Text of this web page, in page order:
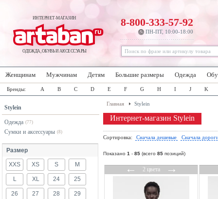
ИНТЕРНЕТ-МАГАЗИН
ОДЕЖДА, ОБУВЬ И АКСЕССУАРЫ
8-800-333-57-92
ПН-ПТ, 10:00-18:00
Женщинам Мужчинам Детям Большие размеры Одежда
Бренды: A B C D E F G H I J K
Stylein
Одежда (77)
Сумки и аксессуары (8)
Размер
XXS XS S M
L XL 24 25
26 27 28 29
Главная Stylein
Интернет-магазин Stylein
Сортировка: Сначала дешевые Сначала
Показано 1 - 85 (всего 85 позиций)
←2 цвета→